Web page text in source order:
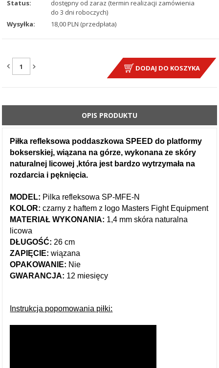
Status:
dostępny od zaraz (termin realizacji zamówienia
do 3 dni roboczych)
Wysyłka:
18,00 PLN (przedpłata)
DODAJ DO KOSZYKA
ILOŚĆ:
OPIS PRODUKTU
Piłka refleksowa poddaszkowa SPEED do platformy
bokserskiej, wiązana na górze, wykonana ze skóry
naturalnej licowej ,która jest bardzo wytrzymała na
rozdarcia i pęknięcia.
MODEL: Pilka refleksowa SP-MFE-N
KOLOR:czarny z haftem z logo Masters Fight Equipment
MATERIAŁ WYKONANIA: 1,4 mm skóra naturalna
licowa
DŁUGOŚĆ: 26 cm
ZAPIĘCIE: wiązana
OPAKOWANIE: Nie
GWARANCJA: 12 miesięcy
Instrukcja popomowania piłki: